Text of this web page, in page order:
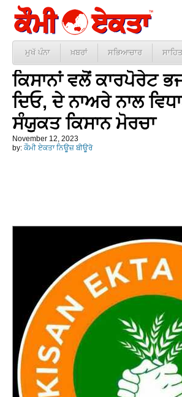
ਮੁਖੱ ਪੰਨਾ ਖ਼ਬਰਾਂ ਸਭਿਆਚਾਰ ਸਾਹਿਤ
ਕਿਸਾਨਾਂ ਵਲੋਂ ਕਾਰਪੋਰੇਟ
ਦਿਓ, ਦੇ ਨਾਅਰੇ ਨਾਲ
ਸੰਯੁਕਤ ਕਿਸਾਨ ਮੋਰਚਾ
November 12, 2023
by: ਕੌਮੀ ਏਕਤਾ ਨਿਊਜ਼ ਬੀਊਰੋ